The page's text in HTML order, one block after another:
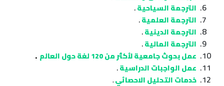
الترجمة السياحية.
الترجمة العلمية.
الترجمة الدينية.
الترجمة المالية.
عمل بحوث جامعية لأكثر من 120 لغة حول العالم .
عمل الواجبات الدراسية.
خدمات التحليل الاحصائي.